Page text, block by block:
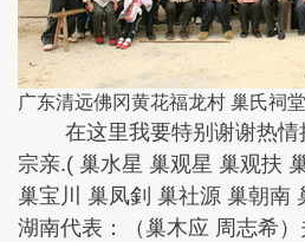
广东清远佛冈黄花福龙村 巢氏祠堂
在这里我要特别谢谢热情
宗亲.( 巢水星 巢观星 巢观扶
巢宝川 巢凤釗 巢社源 巢朝南
湖南代表：（巢木应 周志希）